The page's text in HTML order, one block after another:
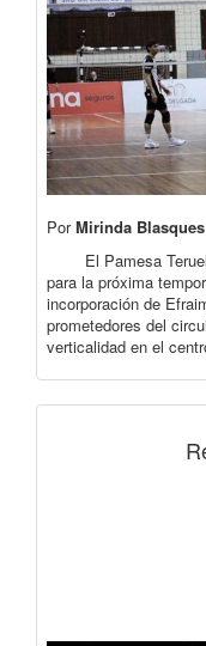
PorMirinda
El Pamesa Teruel
para la próxima
incorporación de
prometedores del
verticalidad en el